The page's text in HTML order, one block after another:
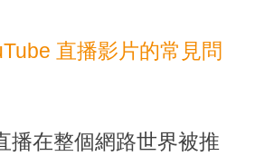
直播影片的常見問
播在整個網路世界被推